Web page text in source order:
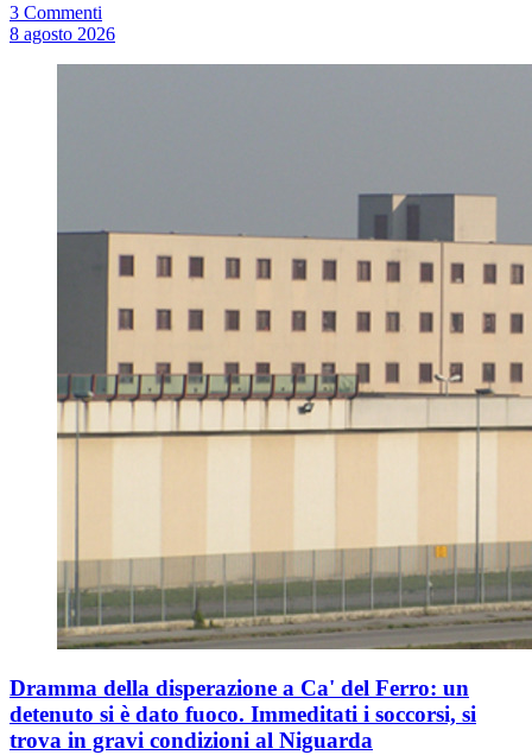
3 Commenti
8 agosto 2026
Dramma della disperazione a Ca' del Ferro: un
detenuto si è dato fuoco. Immeditati i soccorsi, si
trova in gravi condizioni al Niguarda